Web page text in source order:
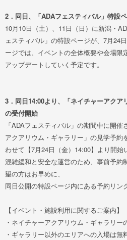
2．同日、「ADAフェスティバル」特設
10月10日（土）、11日（日）に新潟・
ェスティバル」の特設ページが、7月24
ージでは、イベントの全体概要や会場限
アップデートしていく予定です。
3．同日14:00より、「ネイチャーアクア
の受付開始
「ADAフェスティバル」の期間中に開
アクアリウム・ギャラリー」の見学予約
わせて【7月24日（金）14:00】より開始
混雑緩和と安全な運営のため、事前予約
望の方はお早めに、
同日公開の特設ページ内にある予約リン
【イベント・施設利用に関するご案内】
・ネイチャーアクアリウム・ギャラリー
・ギャラリー以外のエリアへの入場は